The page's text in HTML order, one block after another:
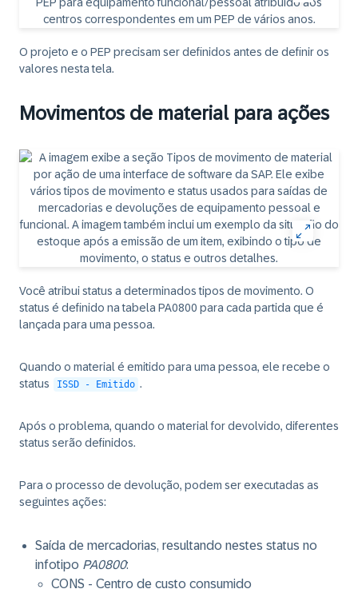
O projeto e o PEP precisam ser definidos antes de definir os
valores nesta tela.
Movimentos de material para ações
Você atribui status a determinados tipos de movimento. O
status é definido na tabela PA0800 para cada partida que é
lançada para uma pessoa.
Quando o material é emitido para uma pessoa, ele recebe o
status
ISSD - Emitido .
Após o problema, quando o material for devolvido, diferentes
status serão definidos.
Para o processo de devolução, podem ser executadas as
seguintes ações:
Saída de mercadorias, resultando nestes status no
infotipo PA0800:
CONS - Centro de custo consumido